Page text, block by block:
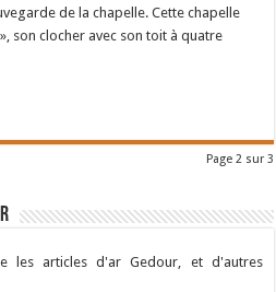
de la chapelle. Cette chapelle
son clocher avec son toit à quatre
Page 2 sur 3
les articles d'ar Gedour, et d'autres